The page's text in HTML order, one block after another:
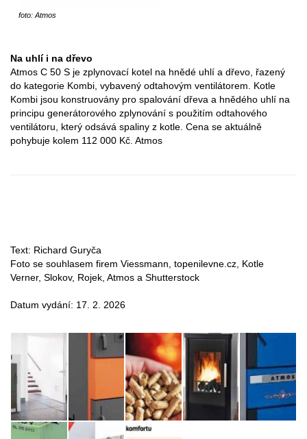
foto: Atmos
Na uhlí i na dřevo
Atmos C 50 S je zplynovací kotel na hnědé uhlí a dřevo, řazený
do kategorie Kombi, vybavený odtahovým ventilátorem. Kotle
Kombi jsou konstruovány pro spalování dřeva a hnědého uhlí na
principu generátorového zplynování s použitím odtahového
ventilátoru, který odsává spaliny z kotle. Cena se aktuálně
pohybuje kolem 112 000 Kč. Atmos
Text: Richard Guryča
Foto se souhlasem firem Viessmann, topenilevne.cz, Kotle
Verner, Slokov, Rojek, Atmos a Shutterstock
Datum vydání: 17. 2. 2026